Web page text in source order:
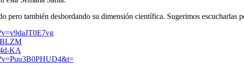
pero también desbordando su dimensión científica. Sugerimos escucharlas
KA